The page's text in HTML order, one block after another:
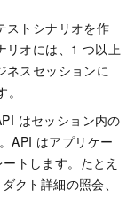
ストシナリオを作
リオには、1 つ以上
ネスセッションに
はセッション内の
API はアプリケー
トします。たとえ
クト詳細の照会、